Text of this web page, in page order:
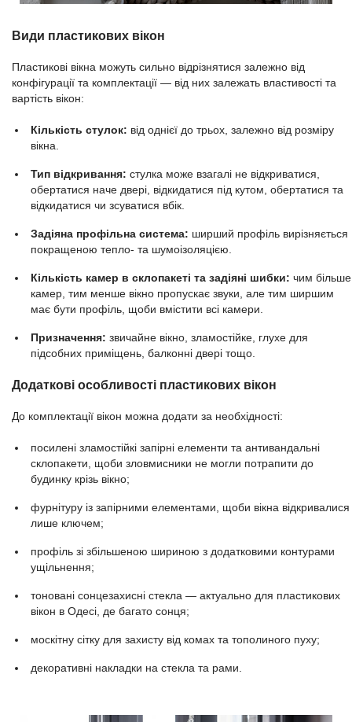
Види пластикових вікон
Пластикові вікна можуть сильно відрізнятися залежно від
конфігурації та комплектації — від них залежать властивості та
вартість вікон:
Кількість стулок: від однієї до трьох, залежно від розміру
вікна.
Тип відкривання: стулка може взагалі не відкриватися,
обертатися наче двері, відкидатися під кутом, обертатися та
відкидатися чи зсуватися вбік.
Задіяна профільна система: ширший профіль вирізняється
покращеною тепло- та шумоізоляцією.
Кількість камер в склопакеті та задіяні шибки: чим більше
камер, тим менше вікно пропускає звуки, але тим ширшим
має бути профіль, щоби вмістити всі камери.
Призначення: звичайне вікно, зламостійке, глухе для
підсобних приміщень, балконні двері тощо.
Додаткові особливості пластикових вікон
До комплектації вікон можна додати за необхідності:
посилені зламостійкі запірні елементи та антивандальні
склопакети, щоби зловмисники не могли потрапити до
будинку крізь вікно;
фурнітуру із запірними елементами, щоби вікна відкривалися
лише ключем;
профіль зі збільшеною шириною з додатковими контурами
ущільнення;
тоновані сонцезахисні стекла — актуально для пластикових
вікон в Одесі, де багато сонця;
москітну сітку для захисту від комах та тополиного пуху;
декоративні накладки на стекла та рами.